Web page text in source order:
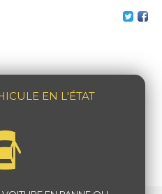
EN L'ÉTAT